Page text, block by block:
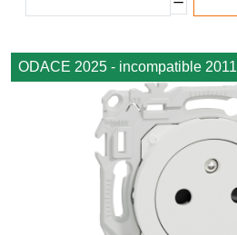
ODACE 2025 - incompatible 2011